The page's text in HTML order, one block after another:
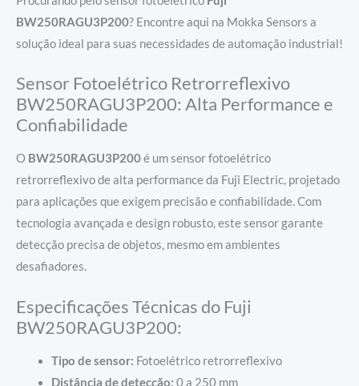
BW250RAGU3P200? Encontre aqui na Mokka Sensors a
solução ideal para suas necessidades de automação industrial!
Sensor Fotoelétrico Retrorreflexivo
BW250RAGU3P200: Alta Performance e
Confiabilidade
O BW250RAGU3P200é um sensor fotoelétrico
retrorreflexivo de alta performance da Fuji Electric, projetado
para aplicações que exigem precisão e confiabilidade. Com
tecnologia avançada e design robusto, este sensor garante
detecção precisa de objetos, mesmo em ambientes
desafiadores.
Especificações Técnicas do Fuji
BW250RAGU3P200:
Tipo de sensor: Fotoelétrico retrorreflexivo
Distância de detecção: 0 a 250 mm